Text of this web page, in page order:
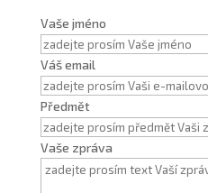
Vaše jméno
Váš email
Předmět
Vaše zpráva